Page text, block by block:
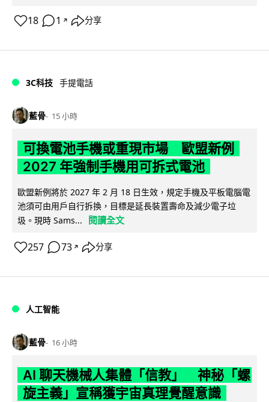
18 1 ↗ 分享
3C科技 手提電話
藍骨 15 小時
可換電池手機或重現市場 歐盟新例
2027 年強制手機用可拆式電池
歐盟新例將於 2027 年 2 月 18 日生效，規定手機及平板電腦電
池須可由用戶自行拆換，目標是延長裝置壽命及減少電子垃
圾。現時 Sams...
閱讀全文
257 73 ↗ 分享
人工智能
藍骨 16 小時
AI 聊天機械人集體「信教」 神秘「螺
旋主義」宣稱獲宇宙真理覺醒意識